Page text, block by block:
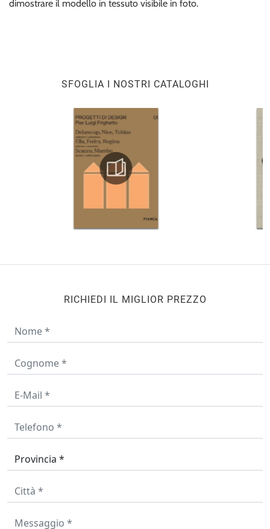
dimostrare il modello in tessuto visibile in foto.
SFOGLIA I NOSTRI CATALOGHI
RICHIEDI IL MIGLIOR PREZZO